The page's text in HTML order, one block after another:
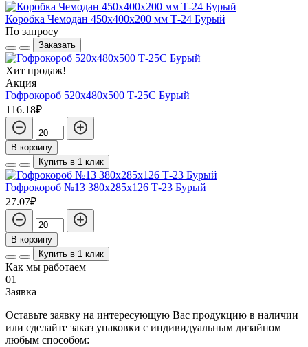
Коробка Чемодан 450х400х200 мм Т-24 Бурый
По запросу
Заказать
Хит продаж!
Акция
Гофрокороб 520х480х500 Т-25С Бурый
116.18₽
В корзину
Купить в 1 клик
Гофрокороб №13 380х285х126 Т-23 Бурый
27.07₽
В корзину
Купить в 1 клик
Как мы работаем
01
Заявка
Оставьте заявку на интересующую Вас продукцию в наличии
или сделайте заказ упаковки с индивидуальным дизайном
любым способом: